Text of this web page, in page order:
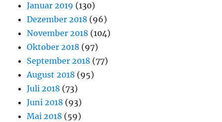
Januar 2019 (130)
Dezember 2018 (96)
November 2018 (104)
Oktober 2018 (97)
September 2018 (77)
August 2018 (95)
Juli 2018 (73)
Juni 2018 (93)
Mai 2018 (59)